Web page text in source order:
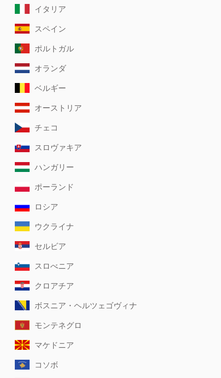
イタリア
スペイン
ポルトガル
オランダ
ベルギー
オーストリア
チェコ
スロヴァキア
ハンガリー
ポーランド
ロシア
ウクライナ
セルビア
スロべニア
クロアチア
ボスニア・ヘルツェゴヴィナ
モンテネグロ
マケドニア
コソボ